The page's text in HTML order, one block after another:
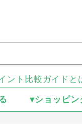
ント比較ガイドと
▾ショッピン